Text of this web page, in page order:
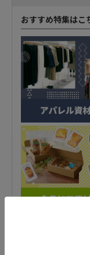
おすすめ特集はこ